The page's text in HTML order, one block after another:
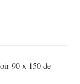
90 x 150 de